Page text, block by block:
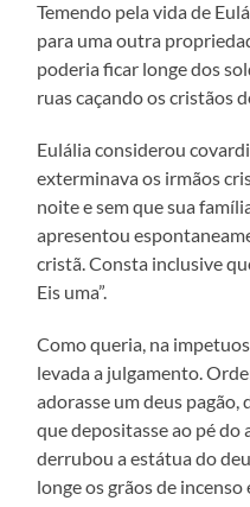
Temendo pela vida de
para uma outra
poderia ficar longe dos
ruas caçando os cristãos
Eulália considerou
exterminava os irmãos
noite e sem que sua
apresentou
cristã. Consta inclusive
Eis uma”.
Como queria, na
levada a julgamento.
adorasse um deus pagão,
que depositasse ao pé do
derrubou a estátua do
longe os grãos de incenso